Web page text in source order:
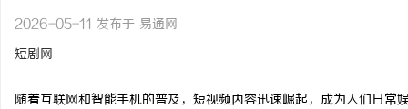
2026-05-11 发布于 易通网
短剧网
随着互联网和智能手机的普及，短视频内容迅速崛起，成为人们日